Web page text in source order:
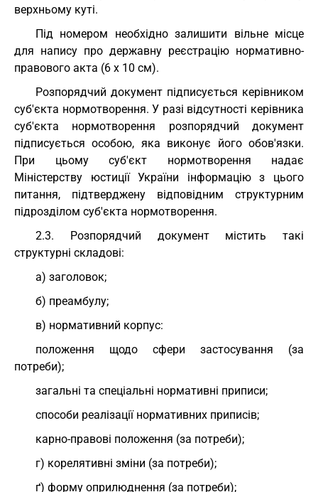
верхньому куті.
Під номером необхідно залишити вільне місце
для напису про державну реєстрацію нормативно-
правового акта (6 х 10 см).
Розпорядчий документ підписується керівником
суб'єкта нормотворення. У разі відсутності керівника
суб'єкта нормотворення розпорядчий документ
підписується особою, яка виконує його обов'язки.
При цьому суб'єкт нормотворення надає
Міністерству юстиції України інформацію з цього
питання, підтверджену відповідним структурним
підрозділом суб'єкта нормотворення.
2.3. Розпорядчий документ містить такі
структурні складові:
а) заголовок;
б) преамбулу;
в) нормативний корпус:
положення щодо сфери застосування (за
потреби);
загальні та спеціальні нормативні приписи;
способи реалізації нормативних приписів;
карно-правові положення (за потреби);
г) корелятивні зміни (за потреби);
ґ) форму оприлюднення (за потреби);